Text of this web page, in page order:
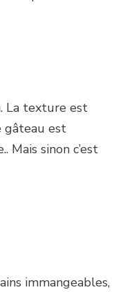
La texture est
gâteau est
Mais sinon c’est
immangeables,